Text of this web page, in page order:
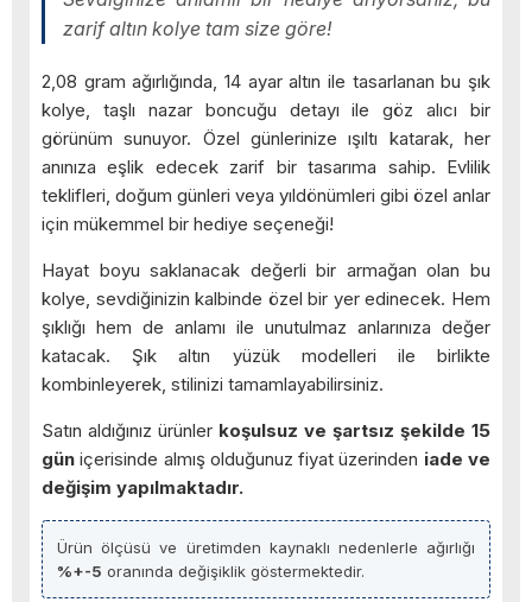
zarif altın kolye tam size göre!
2,08 gram ağırlığında, 14 ayar altın ile tasarlanan bu şık
kolye, taşlı nazar boncuğu detayı ile göz alıcı bir
görünüm sunuyor. Özel günlerinize ışıltı katarak, her
anınıza eşlik edecek zarif bir tasarıma sahip. Evlilik
teklifleri, doğum günleri veya yıldönümleri gibi özel anlar
için mükemmel bir hediye seçeneği!
Hayat boyu saklanacak değerli bir armağan olan bu
kolye, sevdiğinizin kalbinde özel bir yer edinecek. Hem
şıklığı hem de anlamı ile unutulmaz anlarınıza değer
katacak. Şık altın yüzük modelleri ile birlikte
kombinleyerek, stilinizi tamamlayabilirsiniz.
Satın aldığınız ürünler koşulsuz ve şartsız şekilde 15
gün içerisinde almış olduğunuz fiyat üzerinden iade ve
değişim yapılmaktadır.
Ürün ölçüsü ve üretimden kaynaklı nedenlerle ağırlığı
%+-5 oranında değişiklik göstermektedir.